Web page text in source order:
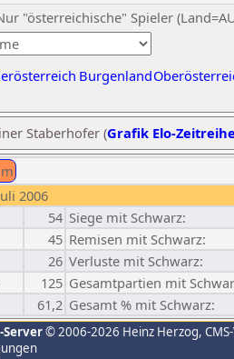
"österreichische" Spieler
Burgenland
Staberhofer (Grafik Elo-
2006
54 Siege mit Schwarz:
45 Remisen mit Schwarz:
26 Verluste mit Schwarz:
125 Gesamtpartien mit
61,2 Gesamt % mit Schwarz:
Server© 2006-2026 Heinz Herzog,